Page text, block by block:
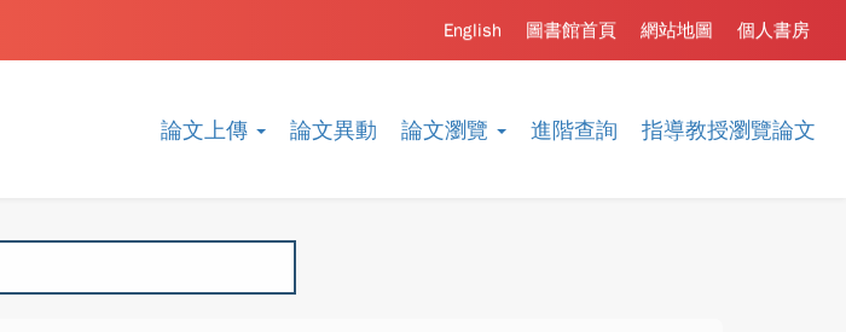
論文上傳 論文異動 論文瀏覽 進階查詢 指導教授瀏覽論文
個人書房
網站地圖
圖書館首頁
English